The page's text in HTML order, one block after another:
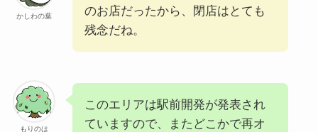
かしわの葉
のお店だったから、閉店はとても
残念だね。
もりのは
このエリアは駅前開発が発表され
ていますので、またどこかで再オ